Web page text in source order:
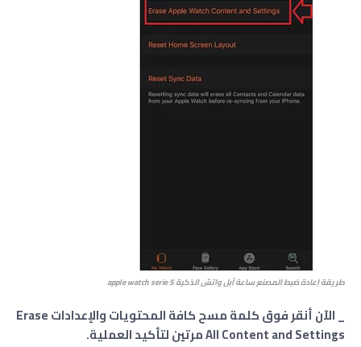
طريقة إعادة ضبط المصنع ساعة آبل واتش الذكية apple watch serie 5
_ الآن أنقر فوق كلمة مسح كافة المحتويات والإعدادات Erase
All Content and Settings مرتين لتأكيد العملية.